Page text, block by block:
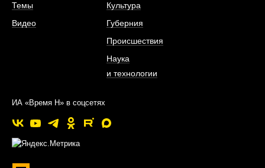
Темы
Видео
Культура
Губерния
Происшествия
Наука
и технологии
ИА «Время Н» в соцсетях